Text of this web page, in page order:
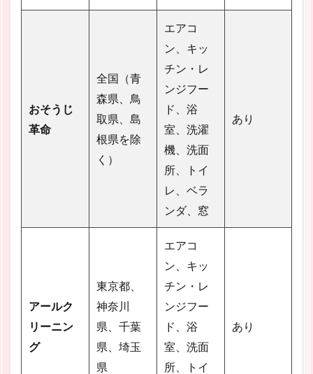
おそうじ
革命
全国（青
森県、鳥
取県、島
根県を除
く）
エアコ
ン、キッ
チン・レ
ンジフー
ド、浴
室、洗濯
機、洗面
所、トイ
レ、ベラ
ンダ、窓
あり
アールク
リーニン
グ
東京都、
神奈川
県、千葉
県、埼玉
県
エアコ
ン、キッ
チン・レ
ンジフー
ド、浴
室、洗面
所、トイ
あり